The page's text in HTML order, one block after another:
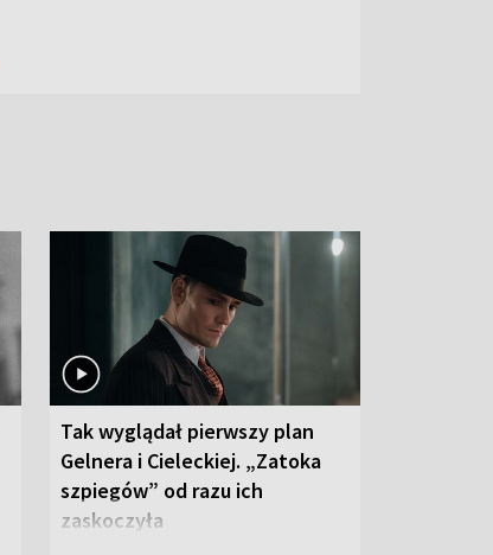
Tak wyglądał pierwszy plan
Gelnera i Cieleckiej. „Zatoka
szpiegów” od razu ich
zaskoczyła